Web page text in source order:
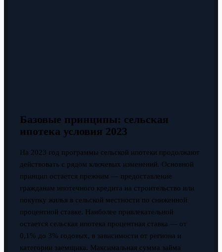
Базовые принципы: сельская
ипотека условия 2023
На 2023 год программы сельской ипотеки продолжают
действовать с рядом ключевых изменений. Основной
принцип остается прежним — предоставление
гражданам ипотечного кредита на строительство или
покупку жилья в сельской местности по сниженной
процентной ставке. Наиболее привлекательной
остается сельская ипотека процентная ставка — от
0,1% до 3% годовых, в зависимости от региона и
категории заемщика. Максимальная сумма займа